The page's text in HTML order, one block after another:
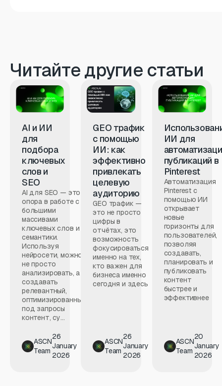
Читайте другие статьи
AI и ИИ
для
подбора
ключевых
слов и
SEO
AI для SEO — это
опора в работе с
большими
массивами
ключевых слов и
семантики.
Используя
нейросети, можно
не просто
анализировать, а
создавать
релевантный,
оптимизированный
под запросы
контент, су...
ASCN
Team
26
January
2026
GEO трафик
с помощью
ИИ: как
эффективно
привлекать
целевую
аудиторию
GEO трафик —
это не просто
цифры в
отчётах, это
возможность
фокусироваться
именно на тех,
кто важен для
бизнеса именно
сегодня и здесь
ASCN
Team
26
January
2026
ИИ для
публикаций в
Pinterest
Автоматизация
Pinterest с
помощью ИИ
открывает
новые
горизонты для
пользователей,
позволяя
создавать,
планировать и
публиковать
контент
быстрее и
эффективнее
ASCN
Team
20
January
2026